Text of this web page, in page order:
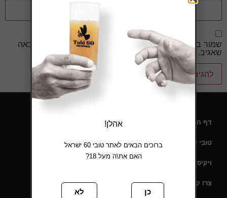
שמור בדפדפן זה את השם, האימייל והאתר שלי לפעם הבאה
שאגיב.
דף הבית
טובי 60 – תעודת כשרות
ויקיפדיה
צרו קשר
אהלן!
ברוכים הבאים לאתר טובי 60 ישראל
האם את\ה מעל 18?
כן לא